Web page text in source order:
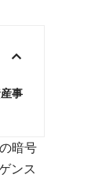
事
暗号
ンス